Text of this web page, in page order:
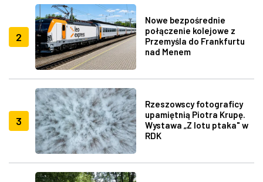
2
Nowe bezpośrednie
połączenie kolejowe z
Przemyśla do Frankfurtu
nad Menem
3
Rzeszowscy fotograficy
upamiętnią Piotra Krupę.
Wystawa „Z lotu ptaka" w
RDK